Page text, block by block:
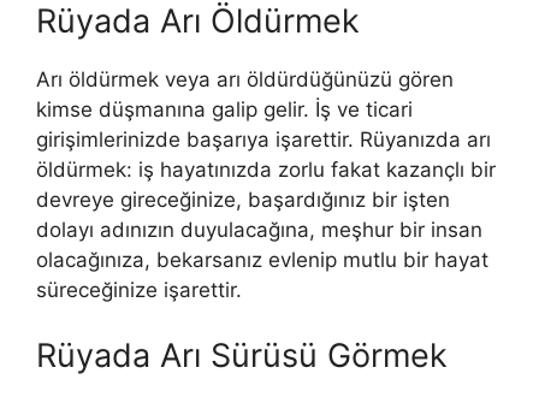
Rüyada Arı Öldürmek
Arı öldürmek veya arı öldürdüğünüzü gören
kimse düşmanına galip gelir. İş ve ticari
girişimlerinizde başarıya işarettir. Rüyanızda arı
öldürmek: iş hayatınızda zorlu fakat kazançlı bir
devreye gireceğinize, başardığınız bir işten
dolayı adınızın duyulacağına, meşhur bir insan
olacağınıza, bekarsanız evlenip mutlu bir hayat
süreceğinize işarettir.
Rüyada Arı Sürüsü Görmek